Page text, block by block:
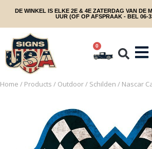
DE WINKEL IS ELKE 2E & 4E ZATERDAG VAN DE
UUR (OF OP AFSPRAAK - BEL 06-
0
Home / Products / Outdoor/ Schilden / Nascar